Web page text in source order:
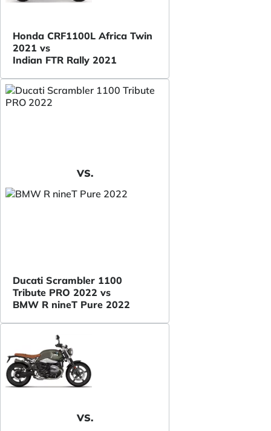
Honda CRF1100L Africa Twin
2021 vs
Indian FTR Rally 2021
VS.
Ducati Scrambler 1100
Tribute PRO 2022 vs
BMW R nineT Pure 2022
VS.